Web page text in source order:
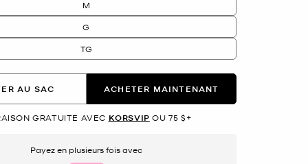
M
G
TG
AU SAC ACHETER MAINTENANT
GRATUITE AVEC KORSVIP OU 75 $+
Payez en plusieurs fois avec